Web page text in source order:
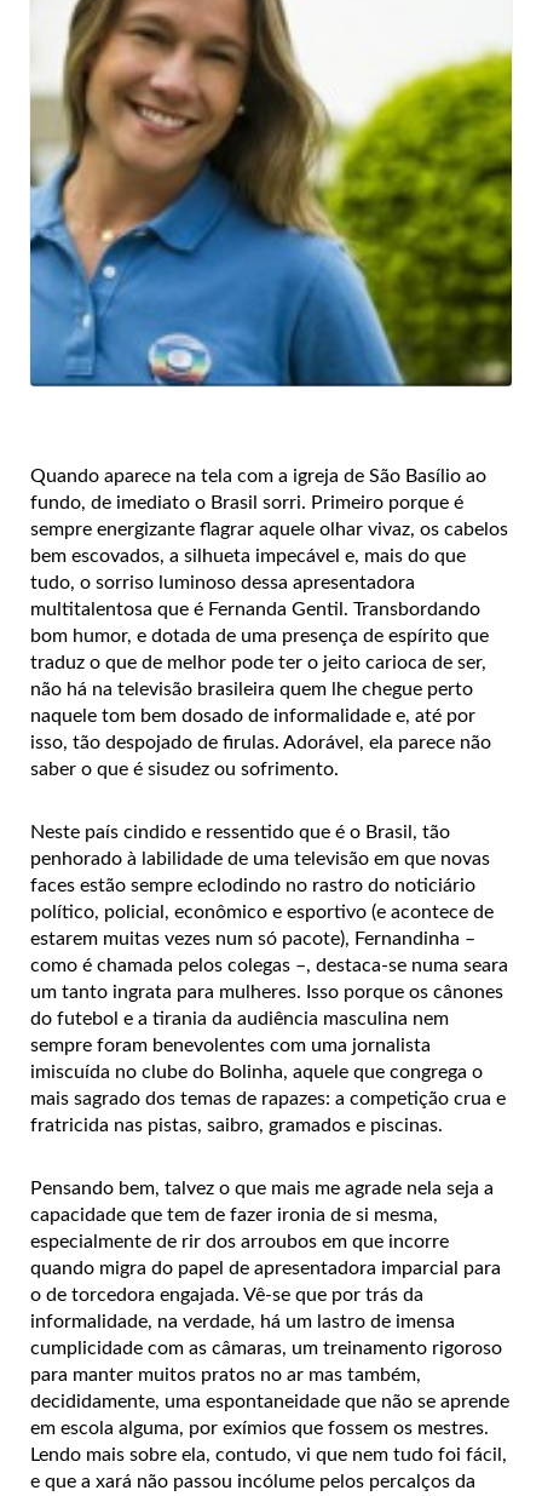
Quando aparece na tela com a igreja de São Basílio ao
fundo, de imediato o Brasil sorri. Primeiro porque é
sempre energizante flagrar aquele olhar vivaz, os cabelos
bem escovados, a silhueta impecável e, mais do que
tudo, o sorriso luminoso dessa apresentadora
multitalentosa que é Fernanda Gentil. Transbordando
bom humor, e dotada de uma presença de espírito que
traduz o que de melhor pode ter o jeito carioca de ser,
não há na televisão brasileira quem lhe chegue perto
naquele tom bem dosado de informalidade e, até por
isso, tão despojado de firulas. Adorável, ela parece não
saber o que é sisudez ou sofrimento.
Neste país cindido e ressentido que é o Brasil, tão
penhorado à labilidade de uma televisão em que novas
faces estão sempre eclodindo no rastro do noticiário
político, policial, econômico e esportivo (e acontece de
estarem muitas vezes num só pacote), Fernandinha –
como é chamada pelos colegas –, destaca-se numa seara
um tanto ingrata para mulheres. Isso porque os cânones
do futebol e a tirania da audiência masculina nem
sempre foram benevolentes com uma jornalista
imiscuída no clube do Bolinha, aquele que congrega o
mais sagrado dos temas de rapazes: a competição crua e
fratricida nas pistas, saibro, gramados e piscinas.
Pensando bem, talvez o que mais me agrade nela seja a
capacidade que tem de fazer ironia de si mesma,
especialmente de rir dos arroubos em que incorre
quando migra do papel de apresentadora imparcial para
o de torcedora engajada. Vê-se que por trás da
informalidade, na verdade, há um lastro de imensa
cumplicidade com as câmaras, um treinamento rigoroso
para manter muitos pratos no ar mas também,
decididamente, uma espontaneidade que não se aprende
em escola alguma, por exímios que fossem os mestres.
Lendo mais sobre ela, contudo, vi que nem tudo foi fácil,
e que a xará não passou incólume pelos percalços da